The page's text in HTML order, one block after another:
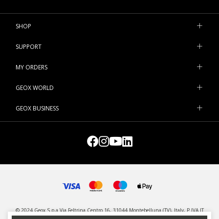
SHOP
SUPPORT
MY ORDERS
GEOX WORLD
GEOX BUSINESS
© 2024 Geox S.p.a Via Feltrina Centro 16, 31044 Montebelluna (TV), Italy, P.IVA IT
03348440268 - All rights reserved